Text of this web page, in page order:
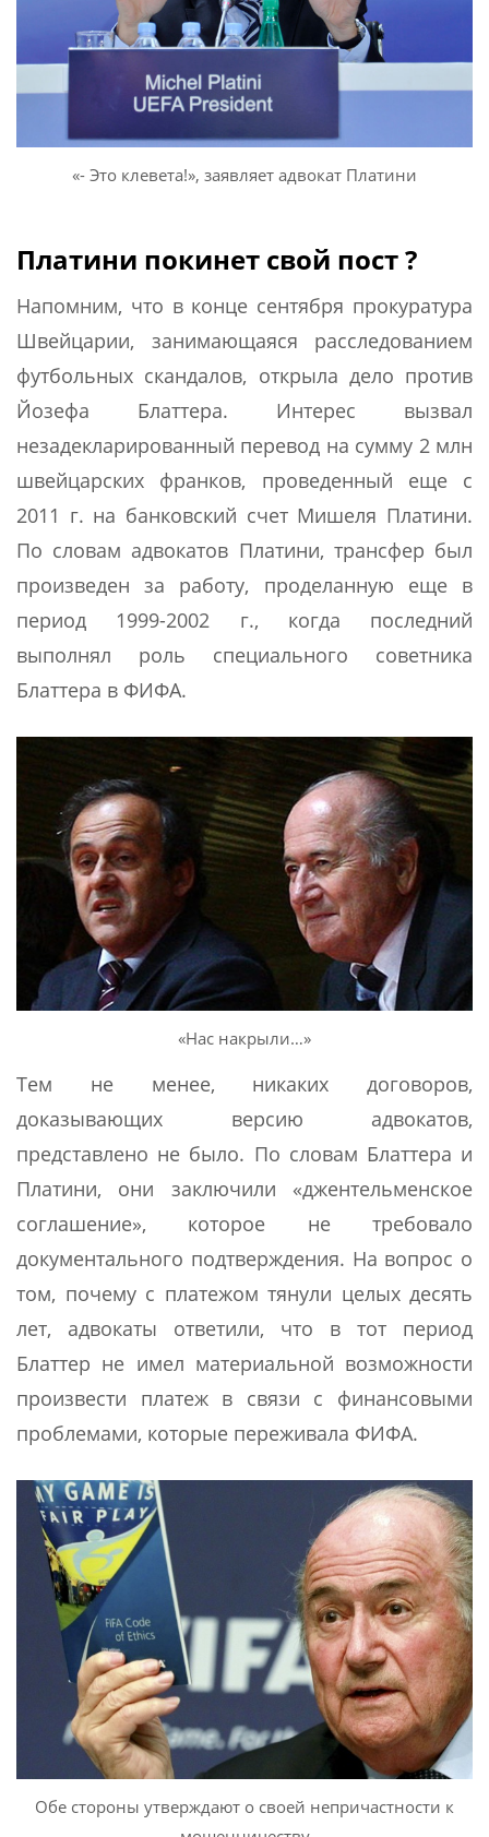
«- Это клевета!», заявляет адвокат Платини
Платини покинет свой пост ?
Напомним, что в конце сентября прокуратура
Швейцарии, занимающаяся расследованием
футбольных скандалов, открыла дело против
Йозефа Блаттера. Интерес вызвал
незадекларированный перевод на сумму 2 млн
швейцарских франков, проведенный еще с
2011 г. на банковский счет Мишеля Платини.
По словам адвокатов Платини, трансфер был
произведен за работу, проделанную еще в
период 1999-2002 г., когда последний
выполнял роль специального советника
Блаттера в ФИФА.
«Нас накрыли…»
Тем не менее, никаких договоров,
доказывающих версию адвокатов,
представлено не было. По словам Блаттера и
Платини, они заключили «джентельменское
соглашение», которое не требовало
документального подтверждения. На вопрос о
том, почему с платежом тянули целых десять
лет, адвокаты ответили, что в тот период
Блаттер не имел материальной возможности
произвести платеж в связи с финансовыми
проблемами, которые переживала ФИФА.
Обе стороны утверждают о своей непричастности к